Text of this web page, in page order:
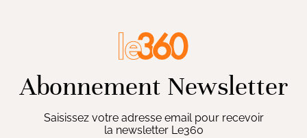
Abonnement Newsletter
Saisissez votre adresse email pour recevoir
la newsletter Le360